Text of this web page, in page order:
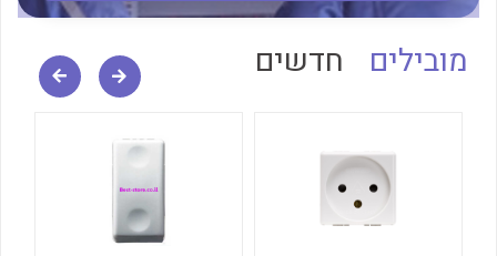
מובילים חדשים